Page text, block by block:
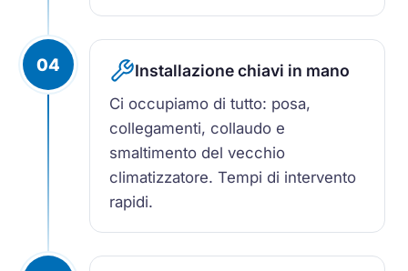
04 Installazione chiavi in mano
Ci occupiamo di tutto: posa,
collegamenti, collaudo e
smaltimento del vecchio
climatizzatore. Tempi di intervento
rapidi.